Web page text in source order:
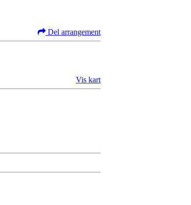
Del arrangement
Vis kart